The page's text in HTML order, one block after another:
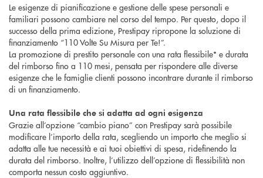
Le esigenze di pianificazione e gestione delle spese personali e
familiari possono cambiare nel corso del tempo. Per questo, dopo il
successo della prima edizione, Prestipay ripropone la soluzione di
finanziamento “110 Volte Su Misura per Te!”.
La promozione di prestito personale con una rata flessibile* e durata
del rimborso fino a 110 mesi, pensata per rispondere alle diverse
esigenze che le famiglie clienti possono incontrare durante il rimborso
di un finanziamento.
Una rata flessibile che si adatta ad ogni esigenza
Grazie all’opzione “cambio piano” con Prestipay sarà possibile
modificare l’importo della rata, scegliendo un importo che meglio si
adatta alle tue necessità e ai tuoi obiettivi di spesa, ridefinendo la
durata del rimborso. Inoltre, l’utilizzo dell’opzione di flessibilità non
comporta nessun costo aggiuntivo.